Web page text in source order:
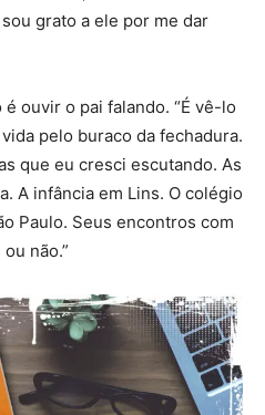
sou grato a ele por me dar
ouvir o pai falando. “É vê-lo
pelo buraco da fechadura.
que eu cresci escutando. As
A infância em Lins. O colégio
Paulo. Seus encontros com
não.”